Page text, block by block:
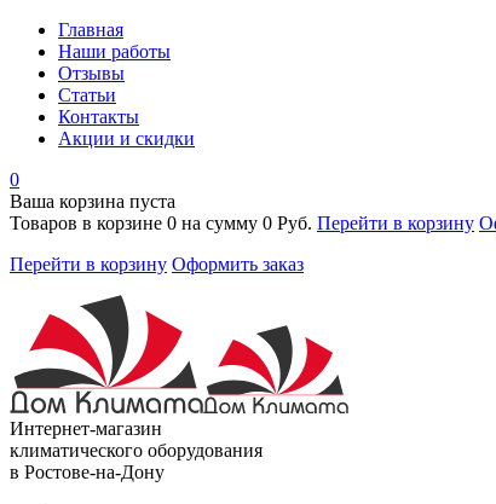
Главная
Наши работы
Отзывы
Статьи
Контакты
Акции и скидки
0
Ваша корзина пуста
Товаров в корзине 0 на сумму 0 Руб. Перейти в корзину
Перейти в корзину Оформить заказ
Интернет-магазин
климатического оборудования
в Ростове-на-Дону